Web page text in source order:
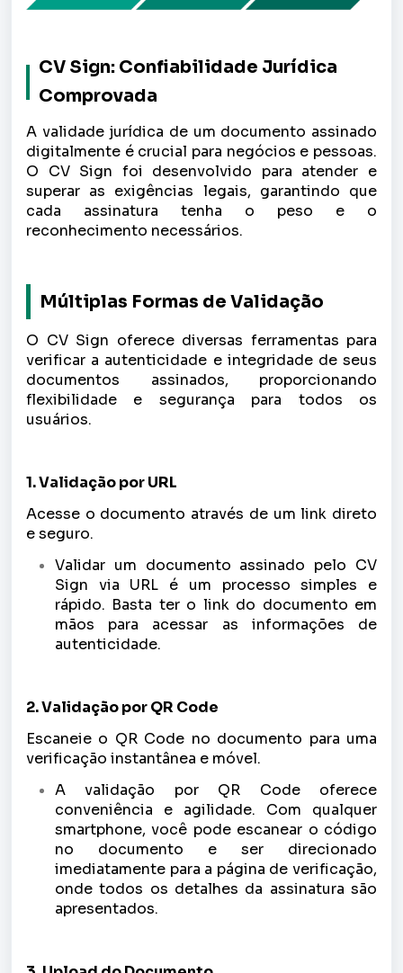
CV Sign: Confiabilidade Jurídica
Comprovada
A validade jurídica de um documento assinado
digitalmente é crucial para negócios e pessoas.
O CV Sign foi desenvolvido para atender e
superar as exigências legais, garantindo que
cada assinatura tenha o peso e o
reconhecimento necessários.
Múltiplas Formas de Validação
O CV Sign oferece diversas ferramentas para
verificar a autenticidade e integridade de seus
documentos assinados, proporcionando
flexibilidade e segurança para todos os
usuários.
1. Validação por URL
Acesse o documento através de um link direto
e seguro.
Validar um documento assinado pelo CV
Sign via URL é um processo simples e
rápido. Basta ter o link do documento em
mãos para acessar as informações de
autenticidade.
2. Validação por QR Code
Escaneie o QR Code no documento para uma
verificação instantânea e móvel.
A validação por QR Code oferece
conveniência e agilidade. Com qualquer
smartphone, você pode escanear o código
no documento e ser direcionado
imediatamente para a página de verificação,
onde todos os detalhes da assinatura são
apresentados.